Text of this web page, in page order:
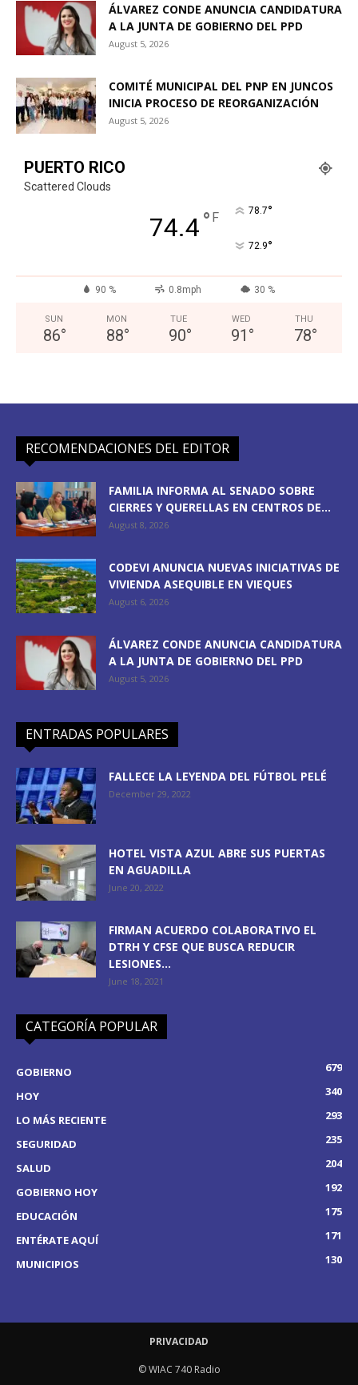
ÁLVAREZ CONDE ANUNCIA CANDIDATURA
A LA JUNTA DE GOBIERNO DEL PPD
August 5, 2026
COMITÉ MUNICIPAL DEL PNP EN JUNCOS
INICIA PROCESO DE REORGANIZACIÓN
August 5, 2026
PUERTO RICO
Scattered Clouds
74.4° F 78.7°
72.9°
90 % 0.8mph 30 %
SUN
86°
MON
88°
TUE
90°
WED
91 °
THU
78°
RECOMENDACIONES DEL EDITOR
FAMILIA INFORMA AL SENADO SOBRE
CIERRES Y QUERELLAS EN CENTROS DE...
August 8, 2026
CODEVI ANUNCIA NUEVAS INICIATIVAS DE
VIVIENDA ASEQUIBLE EN VIEQUES
August 6, 2026
ÁLVAREZ CONDE ANUNCIA CANDIDATURA
A LA JUNTA DE GOBIERNO DEL PPD
August 5, 2026
ENTRADAS POPULARES
FALLECE LA LEYENDA DEL FÚTBOL PELÉ
December 29, 2022
HOTEL VISTA AZUL ABRE SUS PUERTAS
EN AGUADILLA
June 20, 2022
FIRMAN ACUERDO COLABORATIVO EL
DTRH Y CFSE QUE BUSCA REDUCIR
LESIONES...
June 18, 2021
CATEGORÍA POPULAR
GOBIERNO
679
HOY
340
LO MÁS RECIENTE
293
SEGURIDAD
235
SALUD
204
GOBIERNO HOY
192
EDUCACIÓN
175
ENTÉRATE AQUÍ
171
MUNICIPIOS
130
PRIVACIDAD
© WIAC 740 Radio